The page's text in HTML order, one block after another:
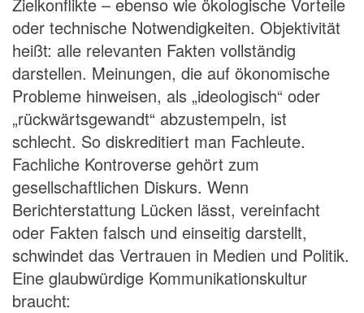
oder technische Notwendigkeiten. Objektivität
heißt: alle relevanten Fakten vollständig
darstellen. Meinungen, die auf ökonomische
Probleme hinweisen, als „ideologisch“ oder
„rückwärtsgewandt“ abzustempeln, ist
schlecht. So diskreditiert man Fachleute.
Fachliche Kontroverse gehört zum
gesellschaftlichen Diskurs. Wenn
Berichterstattung Lücken lässt, vereinfacht
oder Fakten falsch und einseitig darstellt,
schwindet das Vertrauen in Medien und Politik.
Eine glaubwürdige Kommunikationskultur
braucht: